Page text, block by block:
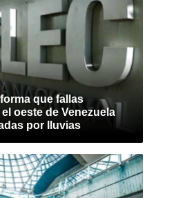
que fallas
oeste de Venezuela
por lluvias